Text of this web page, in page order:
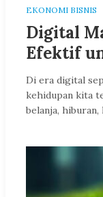
EKONOMI BISNIS
Digital
Efektif
Di era digital
kehidupan kita
belanja,